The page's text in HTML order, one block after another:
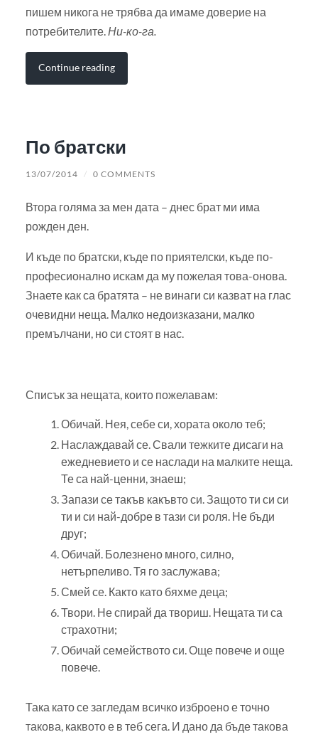
пишем никога не трябва да имаме доверие на
потребителите.Ни-ко-га.
Continue reading
По братски
13/07/2014 / 0 COMMENTS
Втора голяма за мен дата – днес брат ми има
рожден ден.
И къде по братски, къде по приятелски, къде по-
професионално искам да му пожелая това-онова.
Знаете как са братята – не винаги си казват на глас
очевидни неща. Малко недоизказани, малко
премълчани, но си стоят в нас.
Списък за нещата, които пожелавам:
Обичай. Нея, себе си, хората около теб;
Наслаждавай се. Свали тежките дисаги на
ежедневието и се наслади на малките неща.
Те са най-ценни, знаеш;
Запази се такъв какъвто си. Защото ти си си
ти и си най-добре в тази си роля. Не бъди
друг;
Обичай. Болезнено много, силно,
нетърпеливо. Тя го заслужава;
Смей се. Както като бяхме деца;
Твори. Не спирай да твориш. Нещата ти са
страхотни;
Обичай семейството си. Още повече и още
повече.
Така като се загледам всичко изброено е точно
такова, каквото е в теб сега. И дано да бъде такова